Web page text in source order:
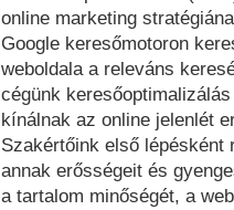
online marketing
Google keresőmotoron
weboldala a releváns
cégünk
kínálnak az online jelenlét
Szakértőink első lépésként
annak erősségeit és
a tartalom minőségét, a